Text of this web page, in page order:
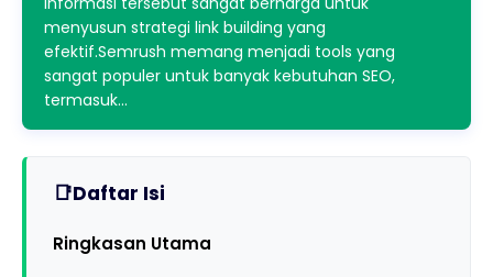
menyusun strategi link building yang
efektif.Semrush memang menjadi tools yang
sangat populer untuk banyak kebutuhan SEO,
termasuk…
Daftar Isi
Ringkasan Utama